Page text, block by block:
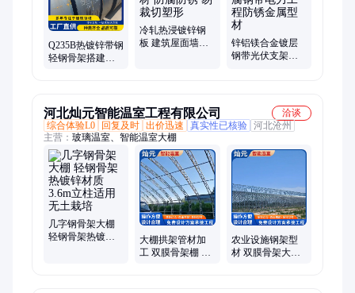
Q235B热镀锌带钢
轻钢骨架搭建型
冷轧热浸镀锌钢
板 建筑屋面墙体
锌铝镁合金镀层
钢带光伏支架用
河北灿元智能温室工程有限公司
洽谈
综合体验L0
回复及时 出价迅速 真实性已核验 河北沧州
主营： 玻璃温室、智能温室大棚
几字钢骨架大棚
轻钢骨架热镀锌
大棚拱架管材加
工 双膜骨架棚 支
农业设施钢架型
材 双膜骨架大棚